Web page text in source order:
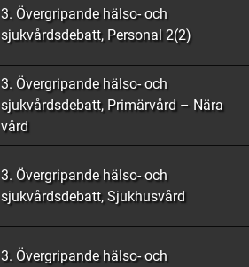
3. Övergripande hälso- och
sjukvårdsdebatt, Personal 2(2)
3. Övergripande hälso- och
sjukvårdsdebatt, Primärvård – Nära
vård
3. Övergripande hälso- och
sjukvårdsdebatt, Sjukhusvård
3. Övergripande hälso- och